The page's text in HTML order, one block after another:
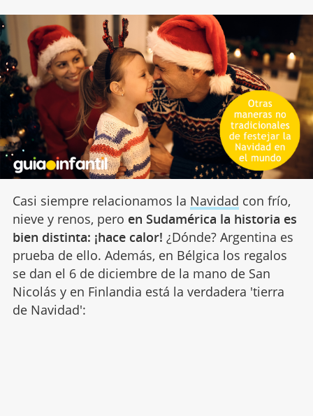
Casi siempre relacionamos la Navidad con frío,
nieve y renos, pero en Sudamérica la historia es
bien distinta: ¡hace calor! ¿Dónde? Argentina es
prueba de ello. Además, en Bélgica los regalos
se dan el 6 de diciembre de la mano de San
Nicolás y en Finlandia está la verdadera 'tierra
de Navidad':